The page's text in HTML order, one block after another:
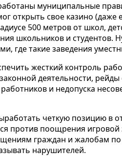
муниципальные
открыть свое казино (даже
500 метров от школ,
школьников и студентов.
где такие заведения
жесткий контроль
деятельности,
и недопуска
четкую позицию в
против поощрения игровой
граждан и жалобам
нарушителей.